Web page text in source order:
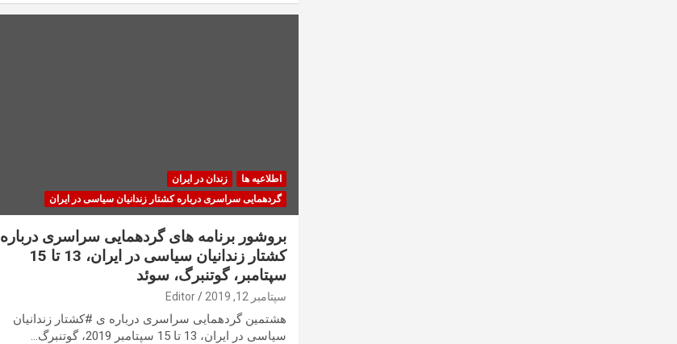
اطلاعیه ها
زندان در ایران
گردهمایی سراسری درباره کشتار زندانیان سیاسی در ایران
بروشور برنامه های گردهمایی سراسری درباره
کشتار زندانیان سیاسی در ایران، 13 تا 15
سپتامبر، گوتنبرگ، سوئد
سپتامبر 12, 2019 Editor
هشتمین گردهمایی سراسری درباره ی #کشتار زندانیان
سیاسی در ایران، 13 تا 15 سپتامبر 2019، گوتنبرگ…